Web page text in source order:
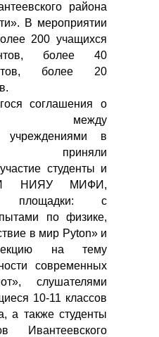
района
В мероприятии
200 учащихся
более 40
более 20
соглашения о
между
учреждениями в
приняли
студенты и
НИЯУ МИФИ,
площадки: с
по физике,
в мир Pyton» и
на тему
современных
слушателями
10-11 классов
а также студенты
Ивантеевского